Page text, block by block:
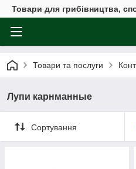
Товари для грибівництва,
Товари та послуги
Лупи карнманные
Сортування